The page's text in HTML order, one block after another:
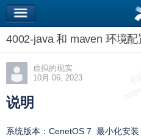
4002-java 和 maven 环境配
虚拟的现实
10月 06, 2023
说明
系统版本：CenetOS 7 最小化安装